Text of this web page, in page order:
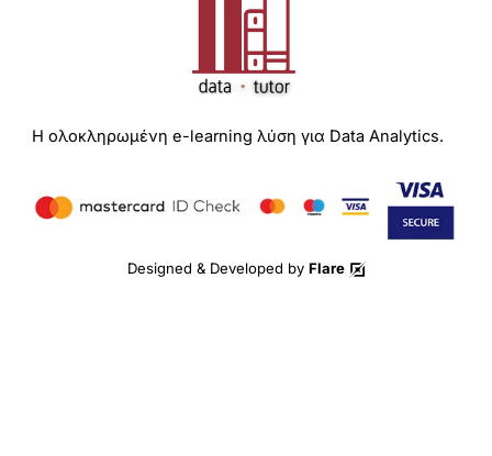
Η ολοκληρωμένη e-learning λύση για Data Analytics.
Designed & Developed by Flare